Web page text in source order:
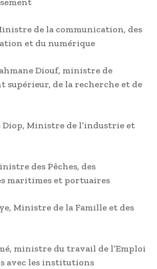
de la communication, des
et du numérique
Diouf, ministre de
supérieur, de la recherche et de
Diop, Ministre de l’industrie et
des Pêches, des
maritimes et portuaires
Ministre de la Famille et des
ministre du travail de l’Emploi
avec les institutions